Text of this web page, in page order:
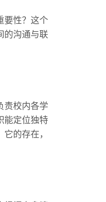
要性？这个
的沟通与联
责校内各学
能定位独特
的存在，